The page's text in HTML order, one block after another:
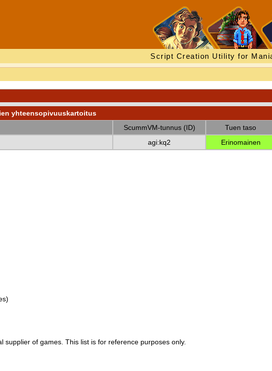
Script Creation Utility for
yhteensopivuuskartoitus
ScummVM-tunnus (ID)
Tuen taso
agi:kq2 Erinomainen
of games. This list is for reference purposes only.